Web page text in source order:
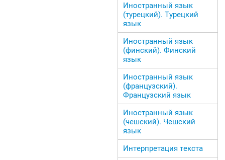
Иностранный язык
(турецкий). Турецкий
язык
Иностранный язык
(финский). Финский
язык
Иностранный язык
(французский).
Французский язык
Иностранный язык
(чешский). Чешский
язык
Интерпретация текста